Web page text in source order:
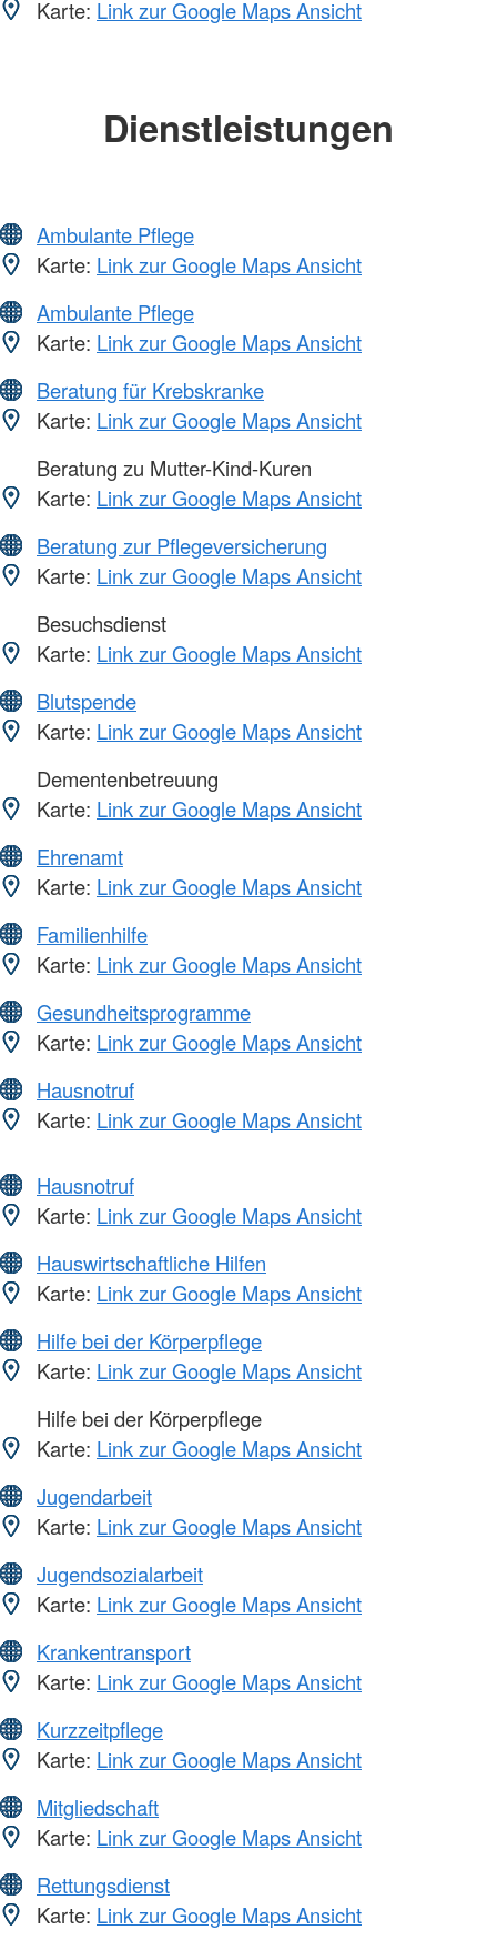
Karte: Link zur Google Maps Ansicht
Dienstleistungen
Ambulante Pflege
Karte: Link zur Google Maps Ansicht
Ambulante Pflege
Karte: Link zur Google Maps Ansicht
Beratung für Krebskranke
Karte: Link zur Google Maps Ansicht
Beratung zu Mutter-Kind-Kuren
Karte: Link zur Google Maps Ansicht
Beratung zur Pflegeversicherung
Karte: Link zur Google Maps Ansicht
Besuchsdienst
Karte: Link zur Google Maps Ansicht
Blutspende
Karte: Link zur Google Maps Ansicht
Dementenbetreuung
Karte: Link zur Google Maps Ansicht
Ehrenamt
Karte: Link zur Google Maps Ansicht
Familienhilfe
Karte: Link zur Google Maps Ansicht
Gesundheitsprogramme
Karte: Link zur Google Maps Ansicht
Hausnotruf
Karte: Link zur Google Maps Ansicht
Hausnotruf
Karte: Link zur Google Maps Ansicht
Hauswirtschaftliche Hilfen
Karte: Link zur Google Maps Ansicht
Hilfe bei der Körperpflege
Karte: Link zur Google Maps Ansicht
Hilfe bei der Körperpflege
Karte: Link zur Google Maps Ansicht
Jugendarbeit
Karte: Link zur Google Maps Ansicht
Jugendsozialarbeit
Karte: Link zur Google Maps Ansicht
Krankentransport
Karte: Link zur Google Maps Ansicht
Kurzzeitpflege
Karte: Link zur Google Maps Ansicht
Mitgliedschaft
Karte: Link zur Google Maps Ansicht
Rettungsdienst
Karte: Link zur Google Maps Ansicht